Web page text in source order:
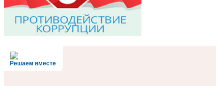
Решаем вместе